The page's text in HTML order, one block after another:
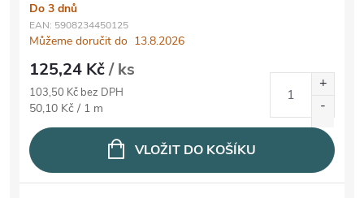
Do 3 dnů
EAN: 5908234450125
Můžeme doručit do 13.8.2026
125,24 Kč/ ks
103,50 Kč bez DPH
Měrná cena:
50,10 Kč / 1 m
VLOŽIT DO KOŠÍKU